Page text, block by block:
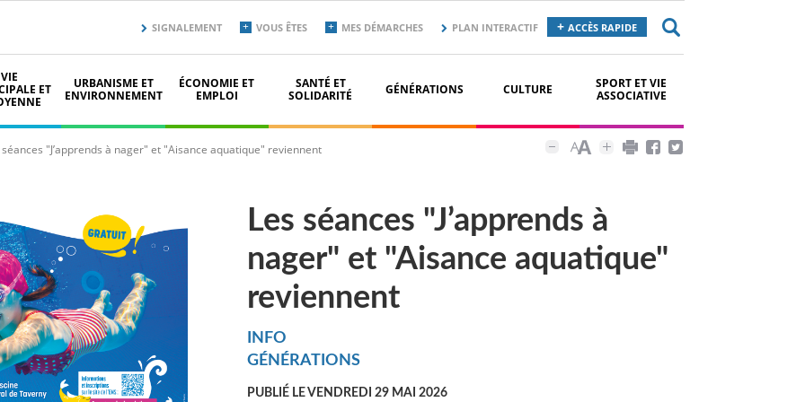
secondaire
top
SIGNALEMENT VOUS ÊTES MES DÉMARCHES PLAN INTERACTIF ACCÈS RAPIDE
VIE
ET
URBANISME ET
ENVIRONNEMENT
ÉCONOMIE ET
EMPLOI
SANTÉ ET
SOLIDARITÉ
GÉNÉRATIONS CULTURE
SPORT ET VIE
ASSOCIATIVE
séances "J’apprends à nager" et "Aisance aquatique" reviennent
Les séances "J’apprends à
nager" et "Aisance aquatique"
reviennent
INFO
GÉNÉRATIONS
PUBLIÉ LE VENDREDI 29 MAI 2026